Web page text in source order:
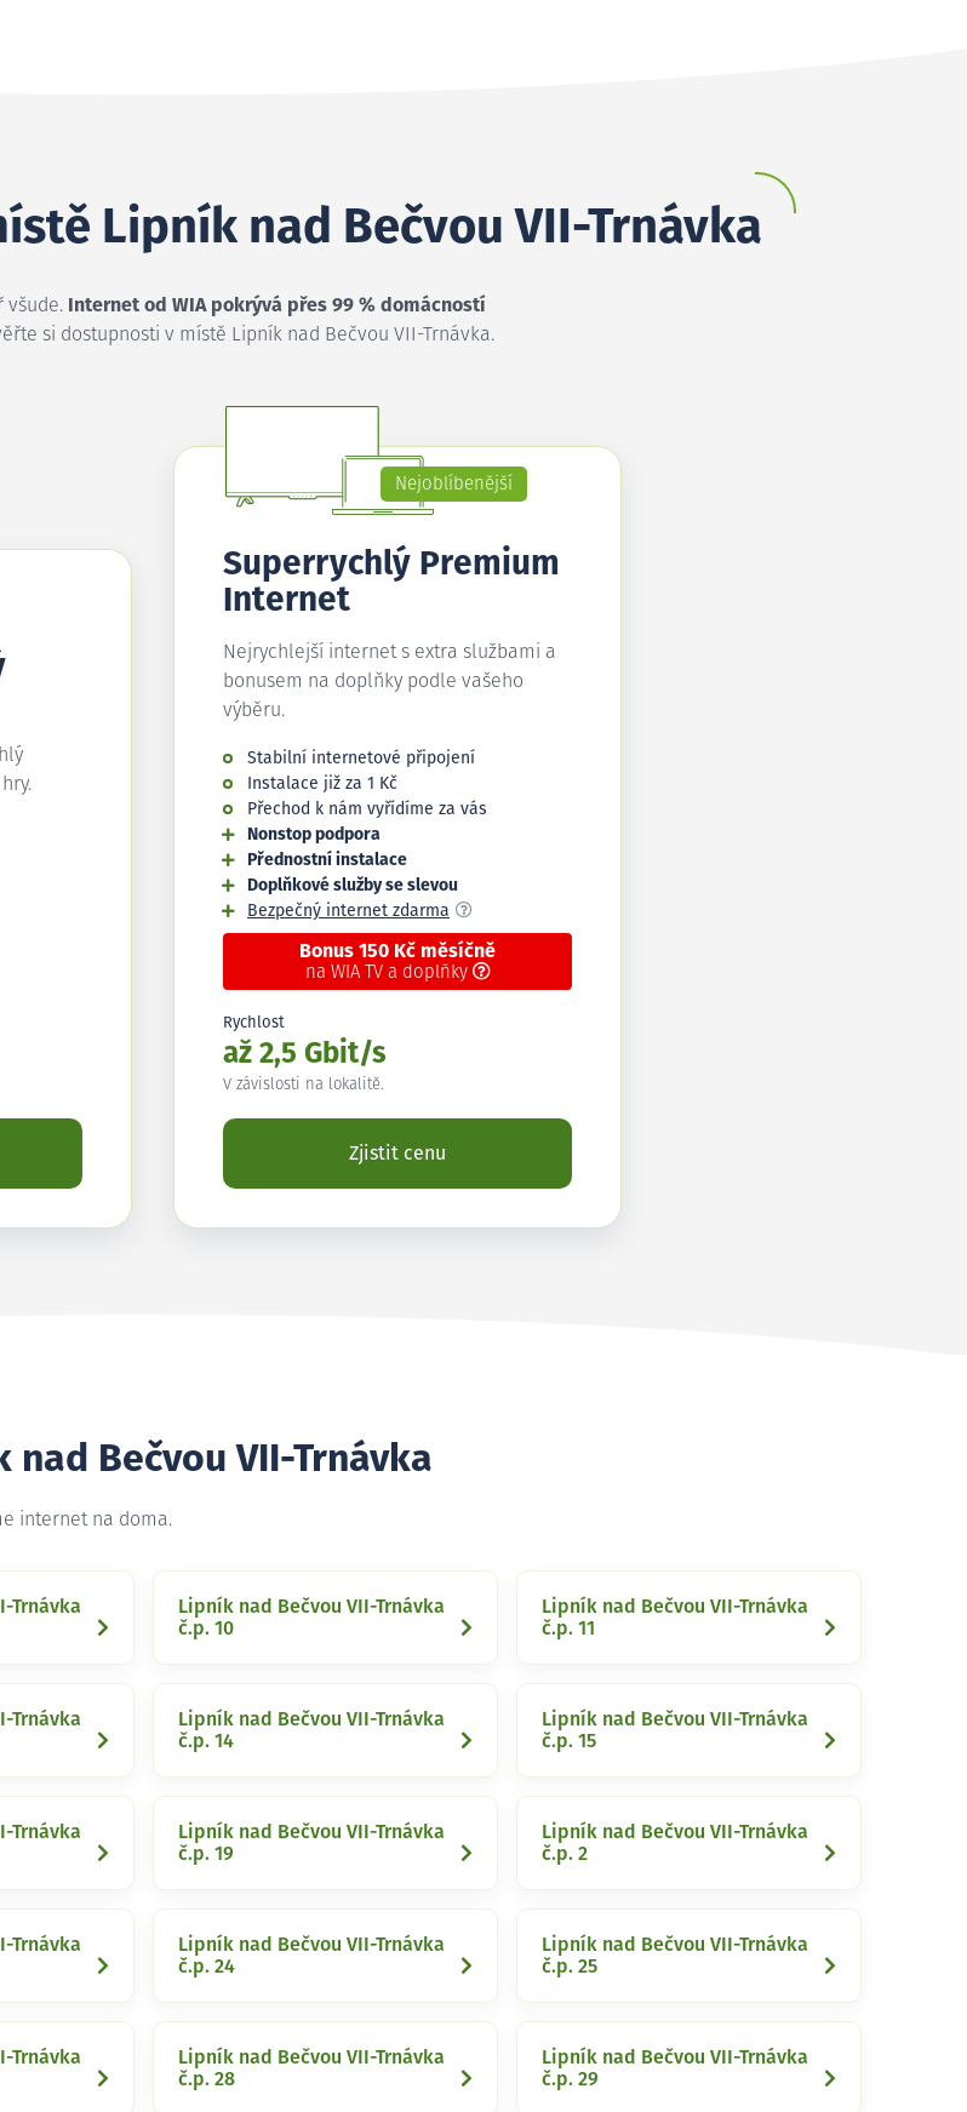
Lipník nad Bečvou VII-Trnávka
všude.
Internet od WIA pokrývá přes 99 % domácností
si dostupnosti v místě Lipník nad Bečvou VII-Trnávka.
Nejoblíbenější
Superrychlý Premium
Internet
Nejrychlejší internet s extra službami a
bonusem na doplňky podle vašeho
výběru.
Stabilní internetové připojení
Instalace již za 1 Kč
Přechod k nám vyřídíme za vás
Nonstop podpora
Přednostní instalace
Doplňkové služby se slevou
Bezpečný internet zdarma
Bonus 150 Kč měsíčně
na WIA TV a doplňky
Rychlost
až 2,5 Gbit/s
V závislosti na lokalitě.
Zjistit cenu
Bečvou VII-Trnávka
internet na doma.
Trnávka
Lipník nad Bečvou VII-Trnávka
č.p. 10
Lipník nad Bečvou VII-Trnávka
č.p. 11
Trnávka
Lipník nad Bečvou VII-Trnávka
č.p. 14
Lipník nad Bečvou VII-Trnávka
č.p. 15
Trnávka
Lipník nad Bečvou VII-Trnávka
č.p. 19
Lipník nad Bečvou VII-Trnávka
č.p. 2
Trnávka
Lipník nad Bečvou VII-Trnávka
č.p. 24
Lipník nad Bečvou VII-Trnávka
č.p. 25
Trnávka
Lipník nad Bečvou VII-Trnávka
č.p. 28
Lipník nad Bečvou VII-Trnávka
č.p. 29